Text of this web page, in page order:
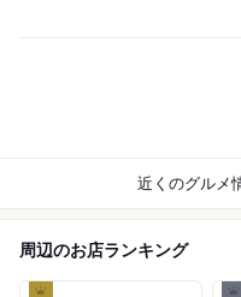
近くのグルメ
周辺のお店ランキング